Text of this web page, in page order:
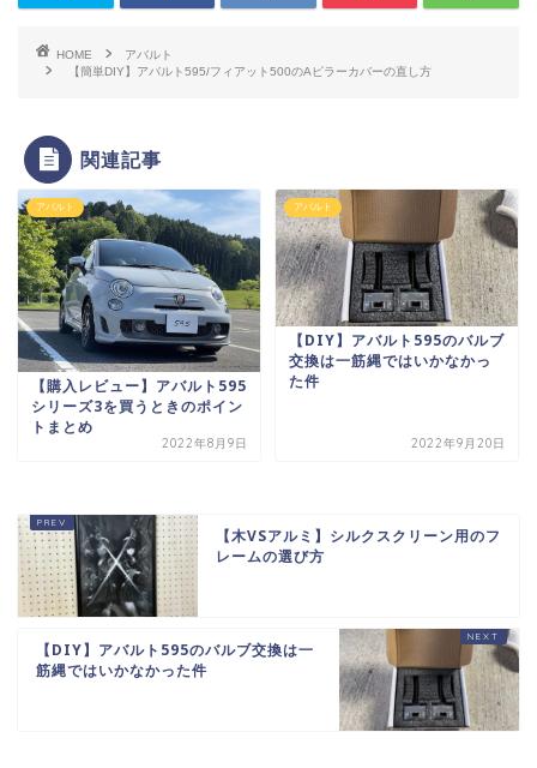
HOME
アバルト
【簡単DIY】アバルト595/フィアット500のAピラーカバーの直し方
関連記事
アバルト
【購入レビュー】アバルト595
シリーズ3を買うときのポイン
トまとめ
2022年8月9日
アバルト
【DIY】アバルト595のバルブ
交換は一筋縄ではいかなかっ
た件
2022年9月20日
【木VSアルミ】シルクスクリーン用のフ
レームの選び方
【DIY】アバルト595のバルブ交換は一
筋縄ではいかなかった件